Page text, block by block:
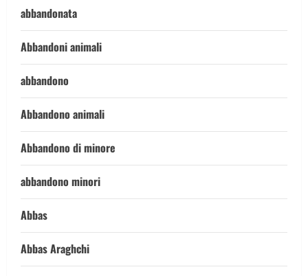
abbandonata
Abbandoni animali
abbandono
Abbandono animali
Abbandono di minore
abbandono minori
Abbas
Abbas Araghchi